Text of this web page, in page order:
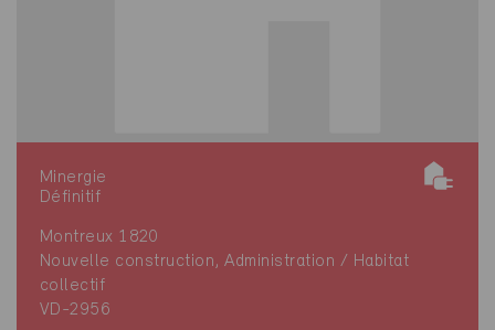
Minergie
Définitif
Montreux 1820
Nouvelle construction, Administration / Habitat
collectif
VD-2956